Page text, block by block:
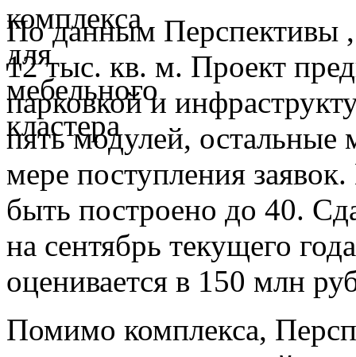
По данным Перспективы ,
12 тыс. кв. м. Проект
парковкой и
пять модулей, остальные
мере поступления
быть построено до 40.
на сентябрь текущего
оценивается в 150 млн
Помимо комплекса,